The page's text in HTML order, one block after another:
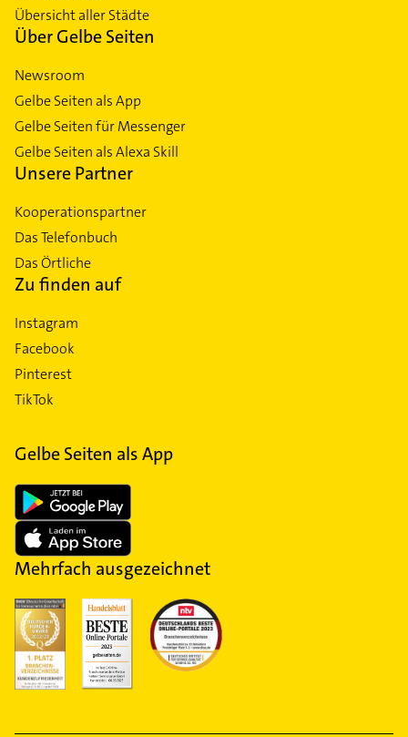
Übersicht aller Städte
Über Gelbe Seiten
Newsroom
Gelbe Seiten als App
Gelbe Seiten für Messenger
Gelbe Seiten als Alexa Skill
Unsere Partner
Kooperationspartner
Das Telefonbuch
Das Örtliche
Zu finden auf
Instagram
Facebook
Pinterest
TikTok
Gelbe Seiten als App
Mehrfach ausgezeichnet